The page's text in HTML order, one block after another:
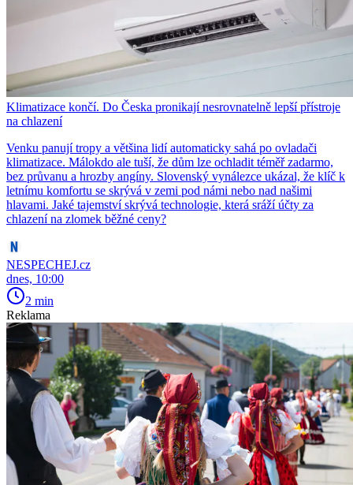
Klimatizace končí. Do Česka pronikají nesrovnatelně lepší přístroje
na chlazení
Venku panují tropy a většina lidí automaticky sahá po ovladači
klimatizace. Málokdo ale tuší, že dům lze ochladit téměř zadarmo,
bez průvanu a hrozby angíny. Slovenský vynálezce ukázal, že klíč k
letnímu komfortu se skrývá v zemi pod námi nebo nad našimi
hlavami. Jaké tajemství skrývá technologie, která sráží účty za
chlazení na zlomek běžné ceny?
NESPECHEJ.cz
dnes, 10:00
2 min
Reklama